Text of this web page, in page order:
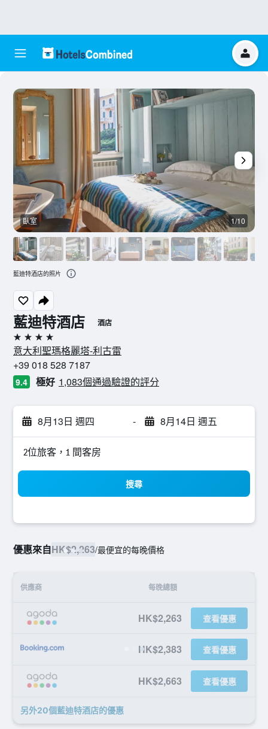
藍迪特酒店 酒店
4星級
意大利聖瑪格麗塔-利古雷
+39 018 528 7187
9.4 極好 1,083個通過驗證的評分
8月13日 週四 - 8月14日 週五
2位旅客，1 間客房
搜尋
優惠來自HK$2,263/最便宜的每晚價格
供應商 每晚總額
HK$2,263 查看優惠
HK$2,383 查看優惠
HK$2,663 查看優惠
另外20個藍迪特酒店​的優惠
臥室 1/10
藍迪特酒店的照片